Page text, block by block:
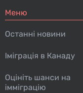
Меню
Останні новини
Іміграція в Канаду
Оцініть шанси на
імміграцію